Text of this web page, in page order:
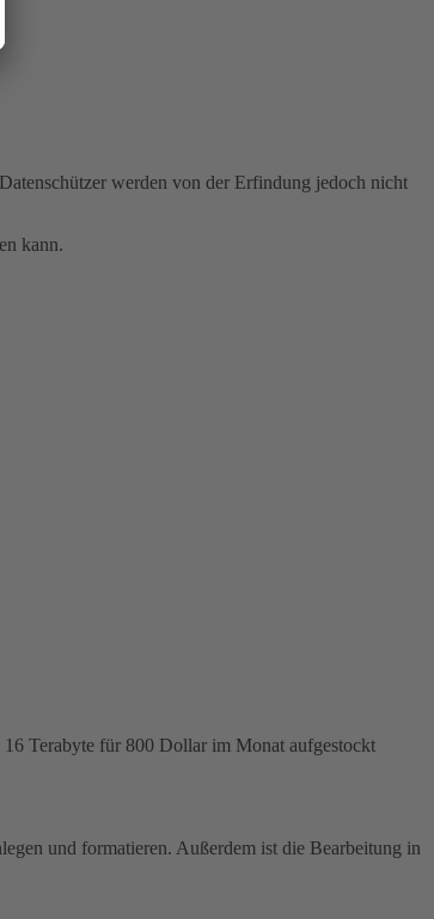
werden von der Erfindung jedoch nicht
kann.
Terabyte für 800 Dollar im Monat aufgestockt
und formatieren. Außerdem ist die Bearbeitung in